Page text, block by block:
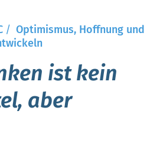
/ Optimismus, Hoffnung und
ist kein
aber